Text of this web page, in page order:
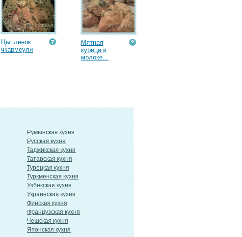
Цыпленок
чкармеули
Мятная
курица в
молоке...
Румынская кухня
Русская кухня
Таджикская кухня
Татарская кухня
Турецкая кухня
Туркменская кухня
Узбекская кухня
Украинская кухня
Финская кухня
Французская кухня
Чешская кухня
Японская кухня